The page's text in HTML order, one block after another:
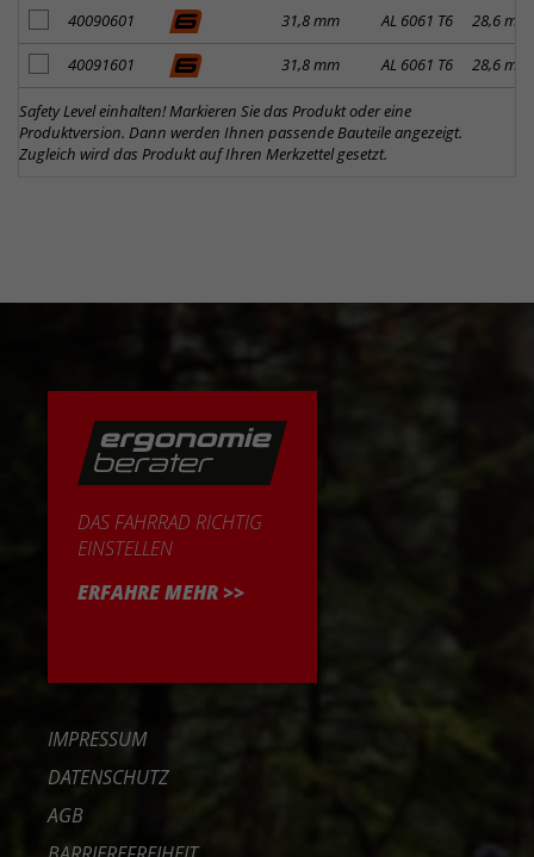
Artikel zum Merkzettel hinzufügen
40090601 31,8 mm AL 6061 T6 28,6 mm
Artikel zum Merkzettel hinzufügen
40091601 31,8 mm AL 6061 T6 28,6 mm
Safety Level einhalten! Markieren Sie das Produkt oder eine
Produktversion. Dann werden Ihnen passende Bauteile angezeigt.
Zugleich wird das Produkt auf Ihren Merkzettel gesetzt.
DAS FAHRRAD RICHTIG
EINSTELLEN
ERFAHRE MEHR >>
IMPRESSUM
DATENSCHUTZ
AGB